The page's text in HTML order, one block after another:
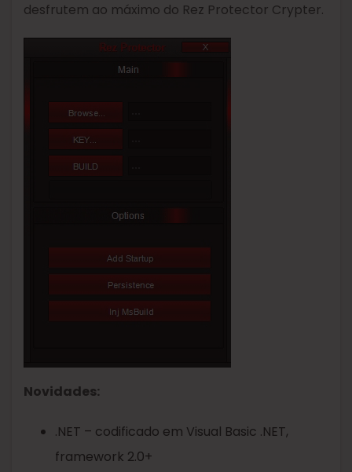
desfrutem ao máximo do Rez Protector Crypter.
Novidades:
.NET – codificado em Visual Basic .NET,
framework 2.0+